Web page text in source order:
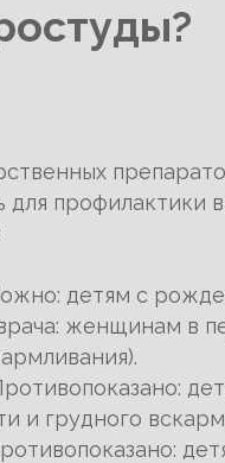
для профилактики
детям с
женщинам в
и грудного